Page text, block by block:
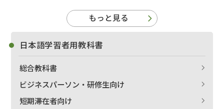
もっと見る
日本語学習者用教科書
総合教科書
ビジネスパーソン・研修生向け
短期滞在者向け